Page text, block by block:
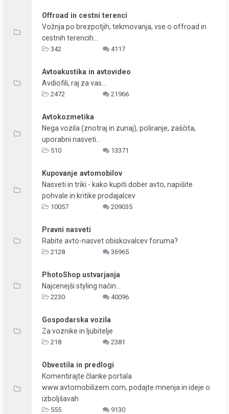
Offroad in cestni terenci
Vožnja po brezpotjih, tekmovanja, vse o offroad in
cestnih terencih...
342 4117
Avtoakustika in avtovideo
Avdiofili, raj za vas...
2472 21966
Avtokozmetika
Nega vozila (znotraj in zunaj), poliranje, zaščita,
uporabni nasveti...
510 13371
Kupovanje avtomobilov
Nasveti in triki - kako kupiti dober avto, napišite
pohvale in kritike prodajalcev
10057 209035
Pravni nasveti
Rabite avto-nasvet obiskovalcev foruma?
2128 36965
PhotoShop ustvarjanja
Najcenejši styling način...
2230 40096
Gospodarska vozila
Za voznike in ljubitelje
218 2381
Obvestila in predlogi
Komentirajte članke portala
www.avtomobilizem.com, podajte mnenja in ideje o
izboljšavah
555 9130